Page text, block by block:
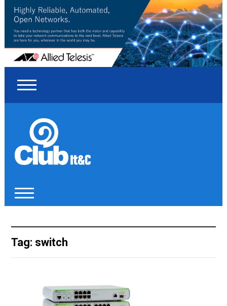
Tag: switch